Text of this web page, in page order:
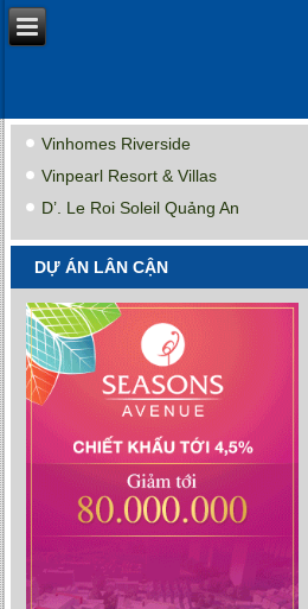
Vinhomes Riverside
Vinpearl Resort & Villas
D’. Le Roi Soleil Quảng An
DỰ ÁN LÂN CẬN